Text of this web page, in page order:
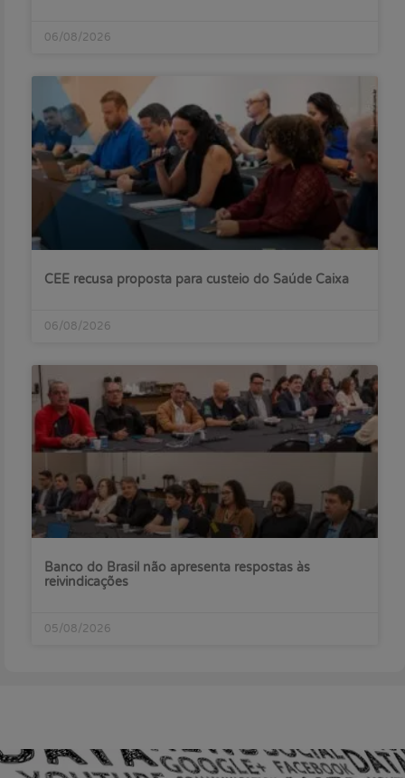
06/08/2026
CEE recusa proposta para custeio do Saúde Caixa
06/08/2026
Banco do Brasil não apresenta respostas às
reivindicações
05/08/2026